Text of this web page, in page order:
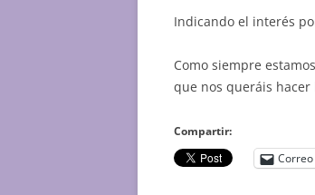
Indicando el interés
Como siempre
que nos queráis hacer
Compartir: